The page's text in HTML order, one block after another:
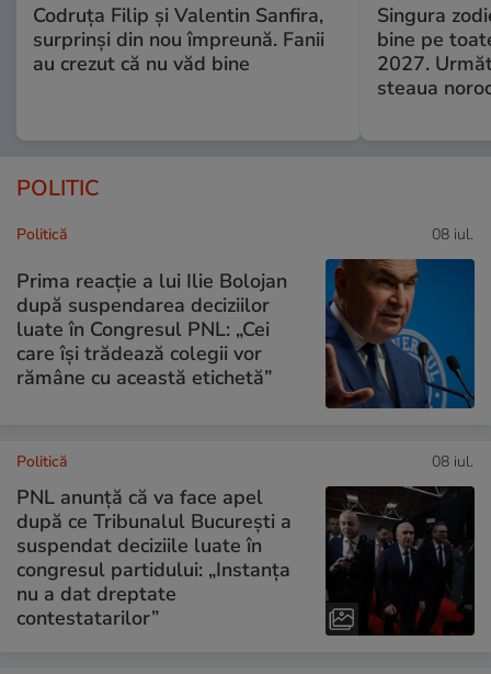
Codruța Filip și Valentin Sanfira,
surprinși din nou împreună. Fanii
au crezut că nu văd bine
Singura
bine pe
2027.
steaua
POLITIC
Politică 08 iul.
Prima reacție a lui Ilie Bolojan
după suspendarea deciziilor
luate în Congresul PNL: „Cei
care își trădează colegii vor
rămâne cu această etichetă”
Politică 08 iul.
PNL anunță că va face apel
după ce Tribunalul București a
suspendat deciziile luate în
congresul partidului: „Instanța
nu a dat dreptate
contestatarilor”